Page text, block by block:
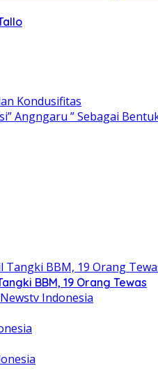
Kondusifitas
Angngaru ” Sebagai
BBM, 19 Orang Tewas